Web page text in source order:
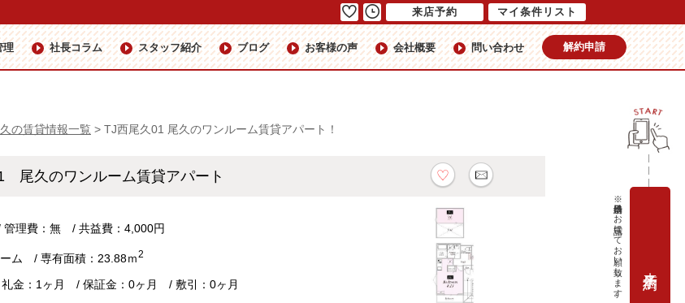
理 社長コラム スタッフ紹介 ブログ お客様の声 会社概要 問い合わせ 解約申請
の賃貸情報一覧 > TJ西尾久01 尾久のワンルーム賃貸アパート！
尾久のワンルーム賃貸アパート
理費：無 / 共益費：4,000円
ム / 専有面積：23.88ｍ2
金：1ヶ月 / 保証金：0ヶ月 / 敷引：0ヶ月
来店予約 マイ条件リスト
※当日予約はお電話にてお願い致します。